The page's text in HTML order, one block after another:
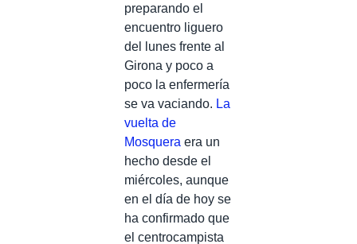
preparando el
encuentro liguero
del lunes frente al
Girona y poco a
poco la enfermería
se va vaciando. La
vuelta de
Mosquera era un
hecho desde el
miércoles, aunque
en el día de hoy se
ha confirmado que
el centrocampista